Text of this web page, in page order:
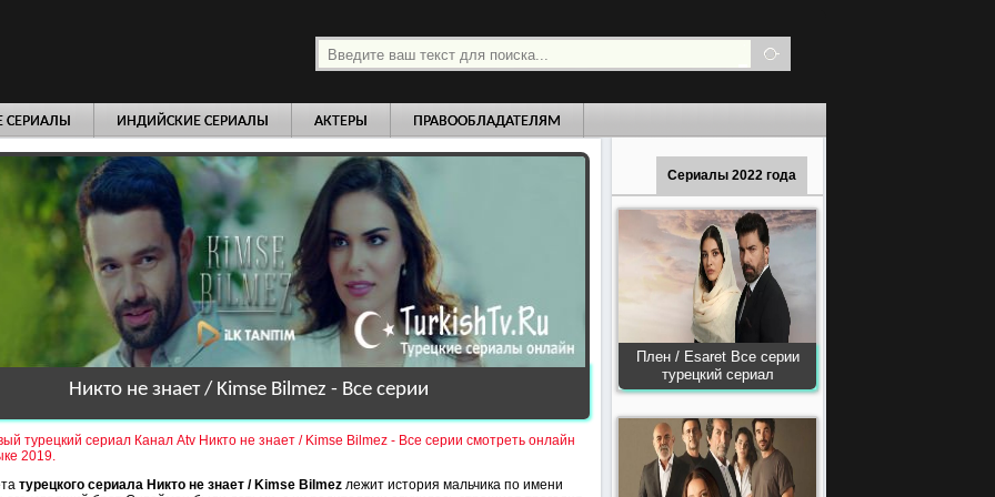
СЕРИАЛЫ ИНДИЙСКИЕ СЕРИАЛЫ АКТЕРЫ ПРАВООБЛАДАТЕЛЯМ
Сериалы 2022 года
Плен / Esaret Все серии
турецкий сериал
Никто не знает / Kimse Bilmez - Все серии
турецкий сериал Канал Atv Никто не знает / Kimse Bilmez - Все серии смотреть онлайн
2019.
турецкого сериала Никто не знает / Kimse Bilmez лежит история мальчика по имени